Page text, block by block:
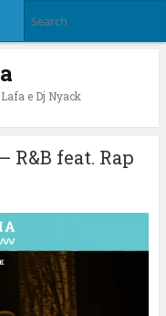
e Dj Nyack
R&B feat. Rap